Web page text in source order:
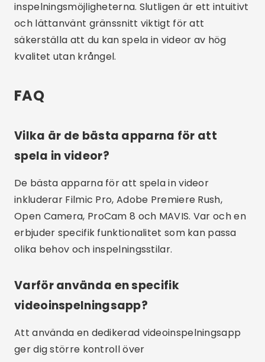
Hur väljer man den bästa appen för att
spela in videor?
För att välja den bästa appen för att spela in
specifika behov, såsom önskad
inspelningskvalitet, tillgängliga manuella
även om applikationen stöder externa tillbehör
och integration med andra verktyg.
Är videoinspelningsappar gratis?
Vissa videoinspelningsappar, som Open Camera,
är gratis, medan andra, som Filmic Pro och
ProCam 8, kan kosta dig. Det är viktigt att
funktionerna som erbjuds av varje applikation
innan du fattar ett beslut.
Är det möjligt att spela in högupplösta
videor med dessa applikationer?